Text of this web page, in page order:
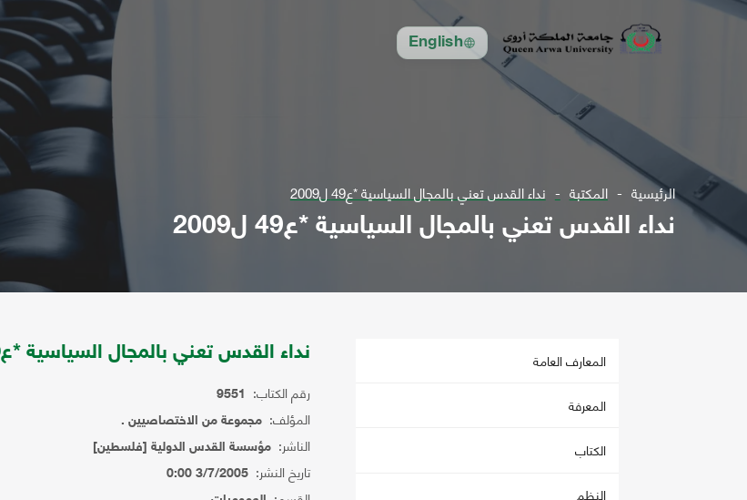
English
الرئيسية المكتبة نداء القدس تعني بالمجال السياسية *ع49 ل2009
نداء القدس تعني بالمجال السياسية *ع49 ل2009
المعارف العامة
المعرفة
الكتاب
النظم
نداء القدس تعني بالمجال السياسية *ع49 ل2009
رقم الكتاب: 9551
المؤلف: مجموعة من الاختصاصيين .
الناشر: مؤسسة القدس الدولية [فلسطين]
تاريخ النشر: 3/7/2005 0:00